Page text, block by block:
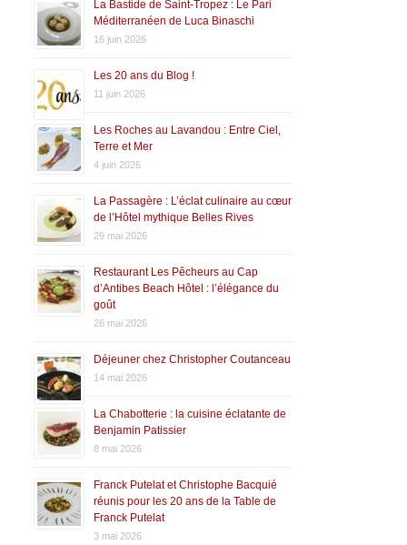
La Bastide de Saint-Tropez : Le Pari
Méditerranéen de Luca Binaschi
16 juin 2026
Les 20 ans du Blog !
11 juin 2026
Les Roches au Lavandou : Entre Ciel,
Terre et Mer
4 juin 2026
La Passagère : L’éclat culinaire au cœur
de l’Hôtel mythique Belles Rives
29 mai 2026
Restaurant Les Pêcheurs au Cap
d’Antibes Beach Hôtel : l’élégance du
goût
26 mai 2026
Déjeuner chez Christopher Coutanceau
14 mai 2026
La Chabotterie : la cuisine éclatante de
Benjamin Patissier
8 mai 2026
Franck Putelat et Christophe Bacquié
réunis pour les 20 ans de la Table de
Franck Putelat
3 mai 2026